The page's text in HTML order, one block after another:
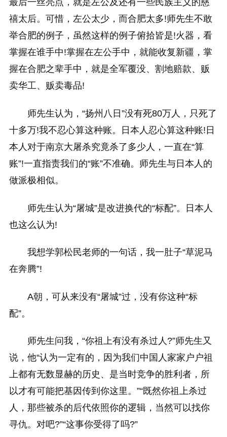
最后一丝亮点，就是左公及还有一些民族主义的慈
禧太后。可惜，左公太少，而合肥太多!师先生不敢
举合肥的例子，虽然这样的例子俯拾皆是!火器，看
掌握在谁手中!掌握在左公手中，就能收复新疆，掌
握在合肥之辈手中，就是全军覆没、割地赔款、贩
卖华工、贩卖毒品!
师先生认为，“扬州八日”没有死80万人，只死了
十多万!我不忍心算这种账。日本人忍心算这种账!日
本人对于南京大屠杀究竟杀了多少人，一直在“算
账”!一直指责我们的“账”不准确。师先生与日本人的
做派极相似。
师先生认为“屠城”是改进换代的“标配”。日本人
也这么认为!
我想学郭松民老师的一句话，我一肚子“草泥马
在奔腾”!
A朝，可从来没有“屠城”过，没有你这种“标
配”。
师先生问我，“你祖上有没有杀过人?”师先生又
说，他“认为一定有的，因为我们中国人家家户户祖
上都有无数显赫的历史、是当时竞争的胜利者，所
以才有可能把基因传到你这里。”“既然你祖上杀过
人，那些被杀的后代依照你的逻辑，当然可以找你
寻仇。对吧?”“这事你受得了吗?”